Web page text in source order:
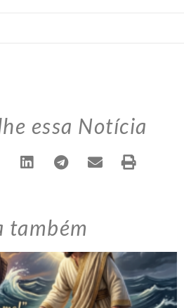
essa Notícia
também